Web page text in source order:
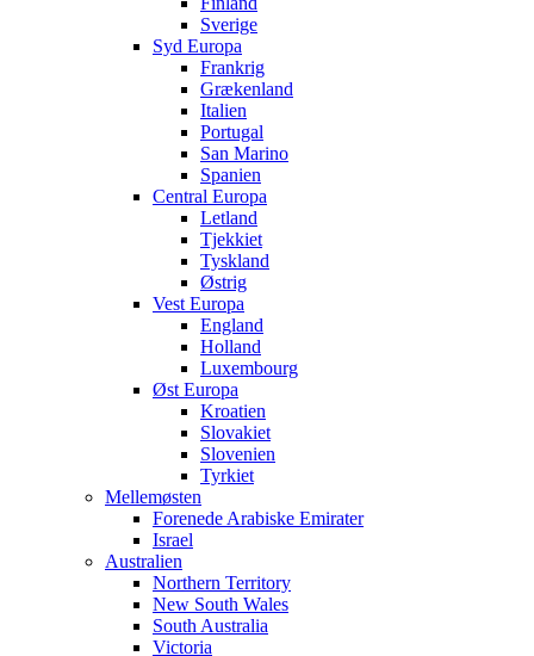
Sverige
Syd Europa
Frankrig
Grækenland
Italien
Portugal
San Marino
Spanien
Central Europa
Letland
Tjekkiet
Tyskland
Østrig
Vest Europa
England
Holland
Luxembourg
Øst Europa
Kroatien
Slovakiet
Slovenien
Tyrkiet
Mellemøsten
Forenede Arabiske Emirater
Israel
Australien
Northern Territory
New South Wales
South Australia
Victoria